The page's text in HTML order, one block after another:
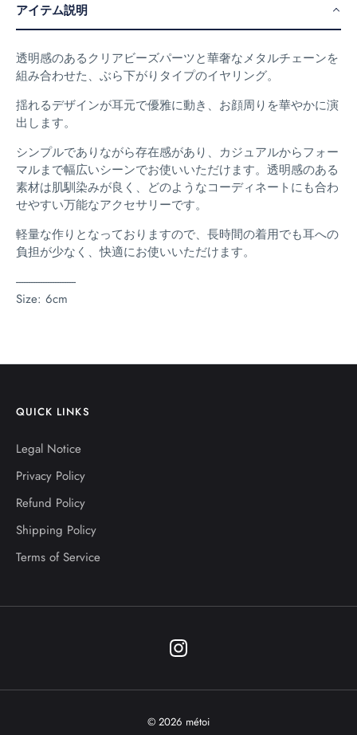
アイテム説明
透明感のあるクリアビーズパーツと華奢なメタルチェーンを
組み合わせた、ぶら下がりタイプのイヤリング。
揺れるデザインが耳元で優雅に動き、お顔周りを華やかに演
出します。
シンプルでありながら存在感があり、カジュアルからフォー
マルまで幅広いシーンでお使いいただけます。透明感のある
素材は肌馴染みが良く、どのようなコーディネートにも合わ
せやすい万能なアクセサリーです。
軽量な作りとなっておりますので、長時間の着用でも耳への
負担が少なく、快適にお使いいただけます。
-------------------------
Size: 6cm
QUICK LINKS
Legal Notice
Privacy Policy
Refund Policy
Shipping Policy
Terms of Service
© 2026 métoi